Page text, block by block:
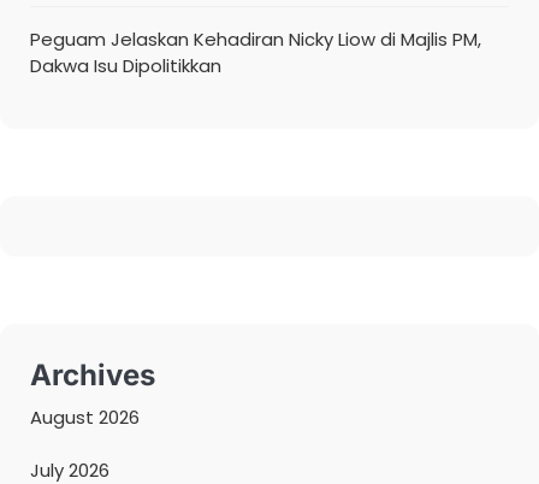
Peguam Jelaskan Kehadiran Nicky Liow di Majlis PM,
Dakwa Isu Dipolitikkan
Archives
August 2026
July 2026